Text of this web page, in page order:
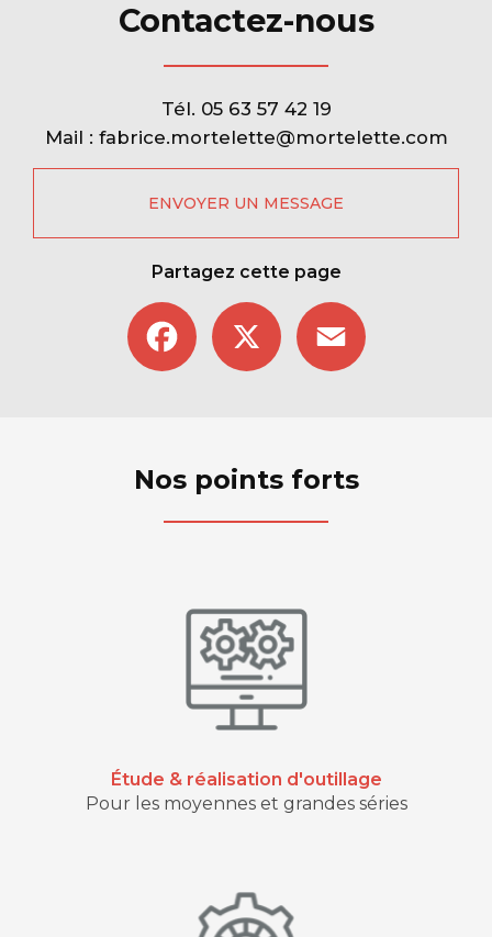
Contactez-nous
Tél. 05 63 57 42 19
Mail : fabrice.mortelette@mortelette.com
ENVOYER UN MESSAGE
Partagez cette page
Facebook
Nos points forts
Étude & réalisation d'outillage
Pour les moyennes et grandes séries